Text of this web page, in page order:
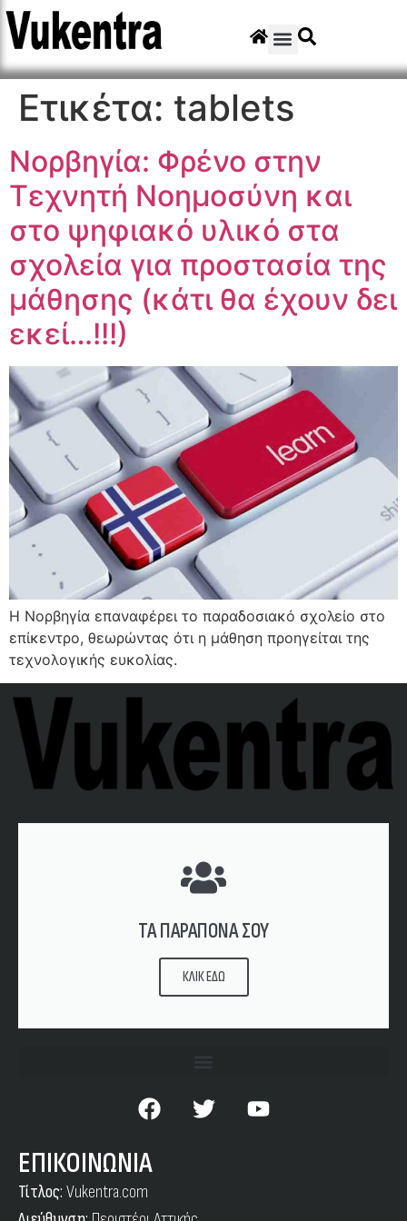
Ετικέτα: tablets
Νορβηγία: Φρένο στην
Τεχνητή Νοημοσύνη και
στο ψηφιακό υλικό στα
σχολεία για προστασία της
μάθησης (κάτι θα έχουν δει
εκεί…!!!)
Η Νορβηγία επαναφέρει το παραδοσιακό σχολείο στο
επίκεντρο, θεωρώντας ότι η μάθηση προηγείται της
τεχνολογικής ευκολίας.
ΤΑ ΠΑΡΑΠΟΝΑ ΣΟΥ
ΚΛΙΚ ΕΔΩ
ΕΠΙΚΟΙΝΩΝΙΑ
Τίτλος: Vukentra.com